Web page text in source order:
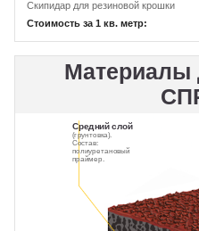
Скипидар для резиновой крошки
Стоимость за 1 кв. метр:
Средний слой
(грунтовка).
Состав:
полиуретановый
праймер.